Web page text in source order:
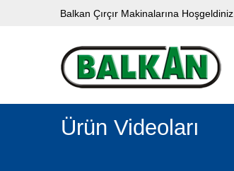
Balkan Çırçır Makinalarına Hoşgeldiniz.
Ürün Videoları